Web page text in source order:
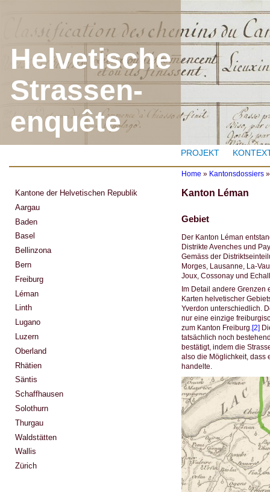
Helvetische
Strassen-
enquête
PROJEKT
Y
o
a
r
e
h
e
r
e
Home » Kantonsdossiers
Kanton Léman
Gebiet
Der Kanton Léman
Distrikte Avenches und
Gemäss der
Morges, Lausanne, La-
Joux, Cossonay und
Im Detail andere Grenzen
Karten helvetischer
Yverdon unterschiedlich.
nur eine einzige
zum Kanton Freiburg. [2]
tatsächlich noch
bestätigt, indem die
also die Möglichkeit, dass
handelte.
Kantone der Helvetischen Republik
Aargau
Baden
Basel
Bellinzona
Bern
Freiburg
Léman
Linth
Lugano
Luzern
Oberland
Rhätien
Säntis
Schaffhausen
Solothurn
Thurgau
Waldstätten
Wallis
Zürich